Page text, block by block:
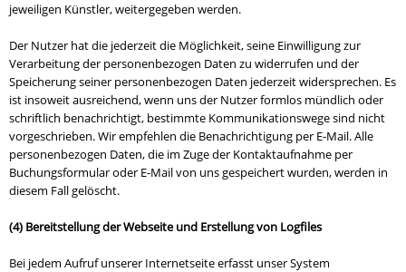
jeweiligen Künstler, weitergegeben werden.
Der Nutzer hat die jederzeit die Möglichkeit, seine Einwilligung zur
Verarbeitung der personenbezogen Daten zu widerrufen und der
Speicherung seiner personenbezogen Daten jederzeit widersprechen. Es
ist insoweit ausreichend, wenn uns der Nutzer formlos mündlich oder
schriftlich benachrichtigt, bestimmte Kommunikationswege sind nicht
vorgeschrieben. Wir empfehlen die Benachrichtigung per E-Mail. Alle
personenbezogen Daten, die im Zuge der Kontaktaufnahme per
Buchungsformular oder E-Mail von uns gespeichert wurden, werden in
diesem Fall gelöscht.
(4) Bereitstellung der Webseite und Erstellung von Logfiles
Bei jedem Aufruf unserer Internetseite erfasst unser System